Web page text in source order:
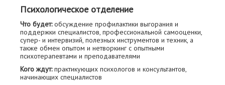
Психологическое отделение
Что будет:обсуждение профилактики выгорания и
поддержки специалистов, профессиональной самооценки,
супер- и интервизий, полезных инструментов и техник, а
также обмен опытом и нетворкинг с опытными
психотерапевтами и преподавателями
Кого ждут:практикующих психологов и консультантов,
начинающих специалистов